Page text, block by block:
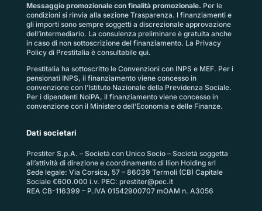
Messaggio promozionale con finalità promozionale. Per le
condizioni si rinvia alla sezione Trasparenza. I finanziamenti e
gli importi sono sempre soggetti a discrezionale approvazione
dell’intermediario. La consulenza preliminare è gratuita anche
in caso di non sottoscrizione del finanziamento. La Privacy
Policy di Prestitalia è consultabile qui.
Prestitalia ha sottoscritto le Convenzioni con INPS e MEF. Per i
pensionati INPS, il finanziamento viene concesso in
convenzione con l’Istituto Nazionale della Previdenza Sociale.
Per i dipendenti NoiPA, il finanziamento viene concesso in
convenzione con il Ministero dell’Economia e delle Finanze.
Dati societari
Prestiter S.p.A. – Società con Unico Socio – Società soggetta
all’attività di direzione e coordinamento di Ilion Holding srl
Sede legale: Via Corsica, 57 – 86039 Termoli (CB) Capitale
Sociale €600.000 i.v. PEC: prestiter@pec.it
REA CB-116399 – P.IVA 01542900707 mOAM n. A3056